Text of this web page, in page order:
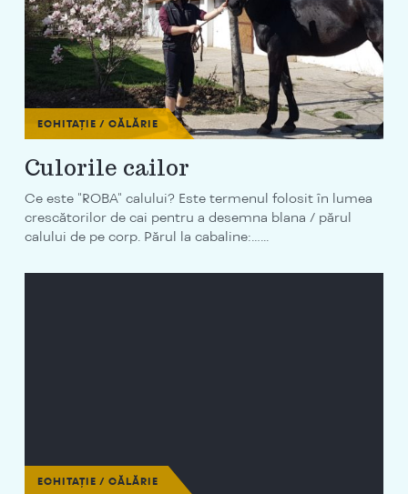
ECHITAȚIE / CĂLĂRIE
Culorile cailor
Ce este "ROBA" calului? Este termenul folosit în lumea
crescătorilor de cai pentru a desemna blana / părul
calului de pe corp. Părul la cabaline:…...
ECHITAȚIE / CĂLĂRIE